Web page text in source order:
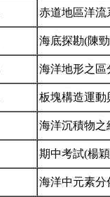
赤道地區洋
海底探勘(陳
海洋地形之
板塊構造運
海洋沉積物
期中考試(楊
海洋中元素